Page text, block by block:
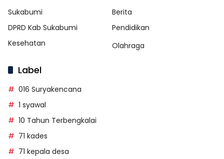
Sukabumi
Berita
DPRD Kab Sukabumi
Pendidikan
Kesehatan
Olahraga
Label
016 Suryakencana
1 syawal
10 Tahun Terbengkalai
71 kades
71 kepala desa